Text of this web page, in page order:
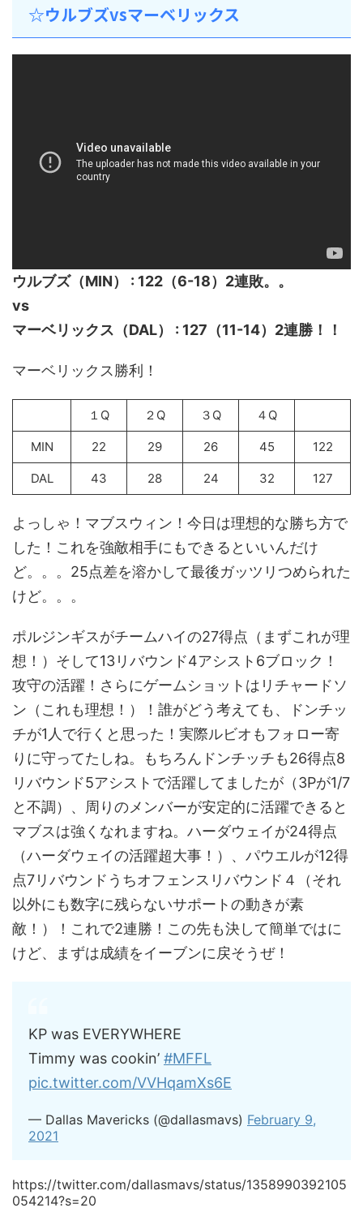
☆ウルブズvsマーベリックス
ウルブズ（MIN） : 122（6-18）2連敗。。
vs
マーベリックス（DAL） : 127（11-14）2連勝！！
マーベリックス勝利！
１Q ２Q ３Q ４Q
MIN 22 29 26 45 122
DAL 43 28 24 32 127
よっしゃ！マブスウィン！今日は理想的な勝ち方で
した！これを強敵相手にもできるといいんだけ
ど。。。25点差を溶かして最後ガッツリつめられた
けど。。。
ポルジンギスがチームハイの27得点（まずこれが理
想！）そして13リバウンド4アシスト6ブロック！
攻守の活躍！さらにゲームショットはリチャードソ
ン（これも理想！）！誰がどう考えても、ドンチッ
チが1人で行くと思った！実際ルビオもフォロー寄
りに守ってたしね。もちろんドンチッチも26得点8
リバウンド5アシストで活躍してましたが（3Pが1/7
と不調）、周りのメンバーが安定的に活躍できると
マブスは強くなれますね。ハーダウェイが24得点
（ハーダウェイの活躍超大事！）、パウエルが12得
点7リバウンドうちオフェンスリバウンド４（それ
以外にも数字に残らないサポートの動きが素
敵！）！これで2連勝！この先も決して簡単ではに
けど、まずは成績をイーブンに戻そうぜ！
KP was EVERYWHERE
Timmy was cookin’ #MFFL
pic.twitter.com/VVHqamXs6E
— Dallas Mavericks (@dallasmavs) February 9,
2021
https://twitter.com/dallasmavs/status/1358990392105
054214?s=20